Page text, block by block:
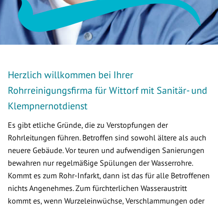
Herzlich willkommen bei Ihrer
Rohrreinigungsfirma für Wittorf mit Sanitär- und
Klempnernotdienst
Es gibt etliche Gründe, die zu Verstopfungen der
Rohrleitungen führen. Betroffen sind sowohl ältere als auch
neuere Gebäude. Vor teuren und aufwendigen Sanierungen
bewahren nur regelmäßige Spülungen der Wasserrohre.
Kommt es zum Rohr-Infarkt, dann ist das für alle Betroffenen
nichts Angenehmes. Zum fürchterlichen Wasseraustritt
kommt es, wenn Wurzeleinwüchse, Verschlammungen oder